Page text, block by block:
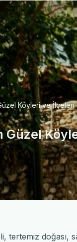
Köyleri ve İlçeleri
Güzel
tertemiz